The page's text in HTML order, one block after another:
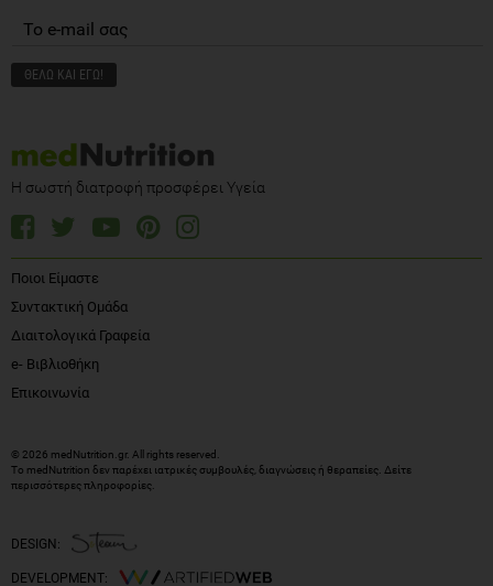
Η σωστή διατροφή προσφέρει Υγεία
Ποιοι Είμαστε
Συντακτική Ομάδα
Διαιτολογικά Γραφεία
e- Βιβλιοθήκη
Επικοινωνία
© 2026 medNutrition.gr. All rights reserved.
Το medNutrition δεν παρέχει ιατρικές συμβουλές, διαγνώσεις ή θεραπείες. Δείτε
περισσότερες πληροφορίες
DESIGN:
DEVELOPMENT: